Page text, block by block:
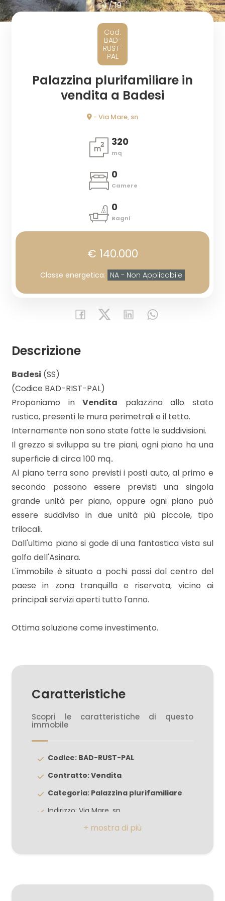
1/19
Cod.
BAD-
RUST-
PAL
Palazzina plurifamiliare in
vendita a Badesi
- Via Mare, sn
320
mq
0
Camere
0
Bagni
€ 140.000
Classe energetica: NA - Non Applicabile
Descrizione
Badesi (SS)
(Codice BAD-RIST-PAL)
Proponiamo inVendita palazzina allo stato
rustico, presenti le mura perimetrali e il tetto.
Internamente non sono state fatte le suddivisioni.
Il grezzo si sviluppa su tre piani, ogni piano ha una
superficie di circa 100 mq..
Al piano terra sono previsti i posti auto, al primo e
secondo possono essere previsti una singola
grande unità per piano, oppure ogni piano può
essere suddiviso in due unità più piccole, tipo
trilocali.
Dall'ultimo piano si gode di una fantastica vista sul
golfo dell'Asinara.
L'immobile è situato a pochi passi dal centro del
paese in zona tranquilla e riservata, vicino ai
principali servizi aperti tutto l'anno.
Ottima soluzione come investimento.
Caratteristiche
Scopri le caratteristiche di questo
immobile
Codice: BAD-RUST-PAL
Contratto: Vendita
Categoria: Palazzina plurifamiliare
Indirizzo: Via Mare, sn
Comune: Badesi
Totale
mq
Locali
minimi
Qualsiasi
1
2
3
Bagni
minimi
Qualsiasi